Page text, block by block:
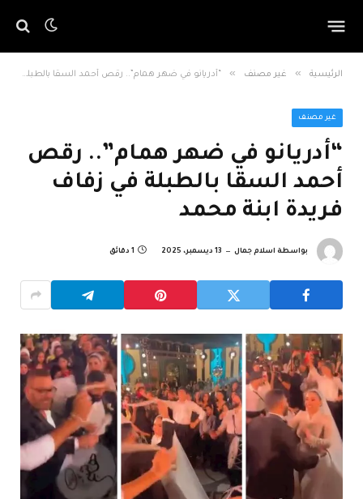
الرئيسية » غير مصنف » “أدريانو في ضهر همام”.. رقص أحمد السقا بالطبلة في زفاف فريدة ابنة محمد
غير مصنف
“أدريانو في ضهر همام”.. رقص
أحمد السقا بالطبلة في زفاف
فريدة ابنة محمد
بواسطة اسلام جمال 13 ديسمبر، 2025 1 دقائق